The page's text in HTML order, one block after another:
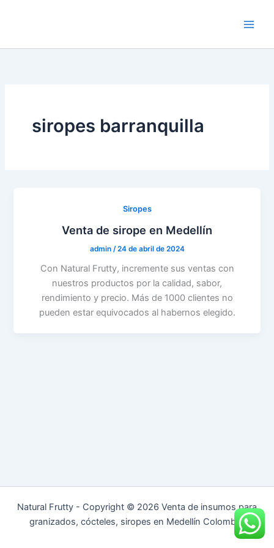
siropes barranquilla
Siropes
Venta de sirope en Medellín
admin /24 de abril de 2024
Con Natural Frutty, incremente sus ventas con
nuestros productos por la calidad, sabor,
rendimiento y precio. Más de 1000 clientes no
pueden estar equivocados al habernos elegido.
Natural Frutty - Copyright © 2026 Venta de insumos para
granizados, cócteles, siropes en Medellín Colombia.